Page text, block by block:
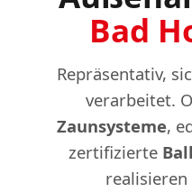
Bad
Repräsentativ,
verarbeitet.
Zaunsysteme,
zertifizierte